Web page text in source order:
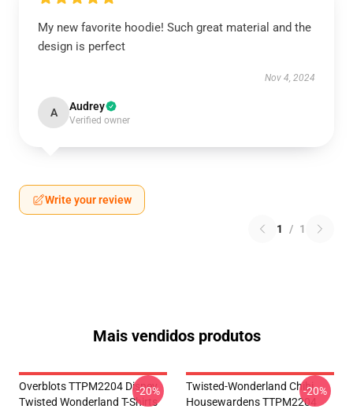
My new favorite hoodie! Such great material and the
design is perfect
Nov 4, 2024
A Audrey
Verified owner
Write your review
1 / 1
Mais vendidos produtos
Overblots TTPM2204 Disney
Twisted Wonderland T-Shirts
-20%
Twisted-Wonderland Chibi
Housewardens TTPM2204
-20%